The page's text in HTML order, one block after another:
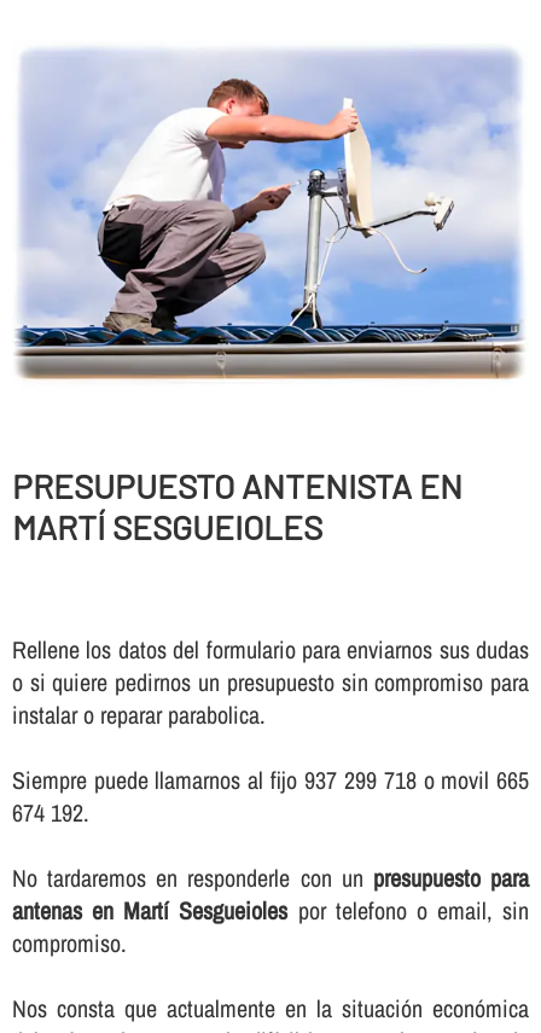
PRESUPUESTO ANTENISTA EN
MARTÍ SESGUEIOLES
Rellene los datos del formulario para enviarnos sus dudas
o si quiere pedirnos un presupuesto sin compromiso para
instalar o reparar parabolica.
Siempre puede llamarnos al fijo 937 299 718 o movil 665
674 192.
No tardaremos en responderle con un presupuesto para
antenas en Martí Sesgueiolespor telefono o email, sin
compromiso.
Nos consta que actualmente en la situación económica